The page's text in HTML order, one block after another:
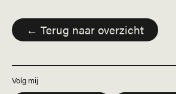
← Terug naar overzicht
Volg mij